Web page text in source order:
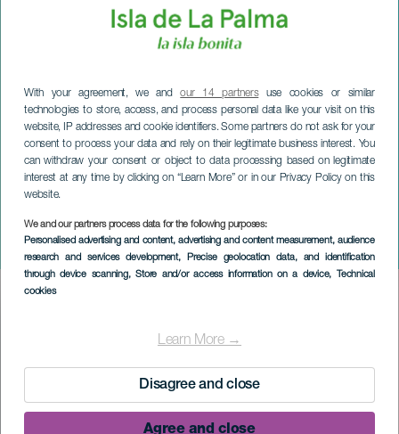
With your agreement, we andour 14 partnersuse cookies or similar
technologies to store, access, and process personal data like your visit on this
website, IP addresses and cookie identifiers. Some partners do not ask for your
consent to process your data and rely on their legitimate business interest. You
can withdraw your consent or object to data processing based on legitimate
interest at any time by clicking on “Learn More” or in our Privacy Policy on this
website.
We and our partners process data for the following purposes:
Personalised advertising and content, advertising and content measurement, audience
research and services development, Precise geolocation data, and identification
through device scanning, Store and/or access information on a device, Technical
cookies
Learn More →
Disagree and close
Agree and close
Luck Ra + Valentino Merlo
LA PALMA
Imagen